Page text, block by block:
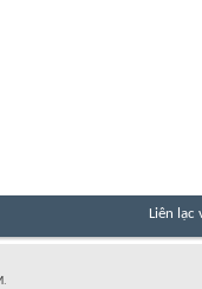
Liên lạc
.